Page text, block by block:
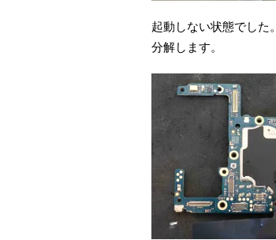
起動しない状態でした。
分解します。